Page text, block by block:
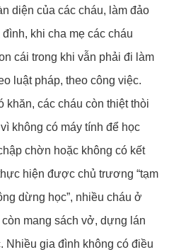
diện của các cháu, làm đảo
khi cha mẹ các cháu
cái trong khi vẫn phải đi làm
luật pháp, theo công việc.
khăn, các cháu còn thiệt thòi
không có máy tính để học
chờn hoặc không có kết
hiện được chủ trương “tạm
dừng học”, nhiều cháu ở
mang sách vở, dựng lán
Nhiều gia đình không có điều